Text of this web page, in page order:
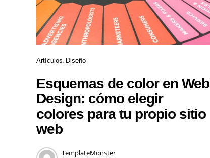
Artículos Diseño
Esquemas de color en Web
Design: cómo elegir
colores para tu propio sitio
web
TemplateMonster